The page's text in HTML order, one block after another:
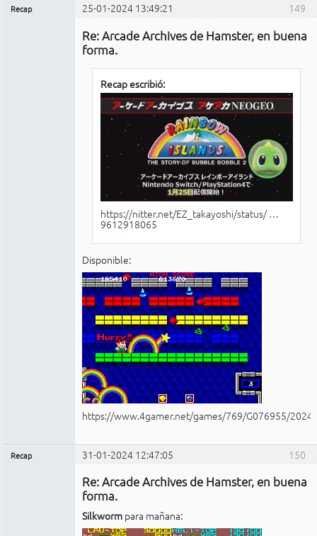
149
Recap 25-01-2024 13:49:21
Re: Arcade Archives de Hamster, en buena
forma.
Recap escribió:
https://nitter.net/EZ_takayoshi/status/ …
9612918065
Disponible:
https://www.4gamer.net/games/769/G076955/
150
Recap 31-01-2024 12:47:05
Re: Arcade Archives de Hamster, en buena
forma.
Silkworm para mañana: